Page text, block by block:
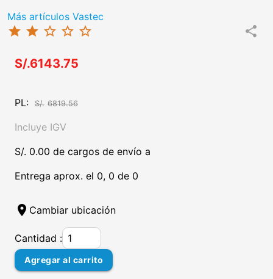
Más artículos Vastec
star star star_border star_border star_border share
S/.6143.75
PL: S/. 6819.56
Incluye IGV
S/. 0.00 de cargos de envío a
Entrega aprox. el 0, 0 de 0
location_on Cambiar ubicación
Cantidad :
Agregar al carrito